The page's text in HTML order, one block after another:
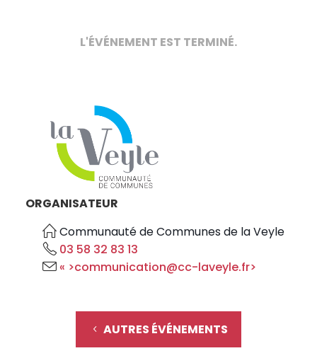
L'ÉVÉNEMENT EST TERMINÉ.
ORGANISATEUR
Communauté de Communes de la Veyle
03 58 32 83 13
« >communication@cc-laveyle.fr>
AUTRES ÉVÉNEMENTS